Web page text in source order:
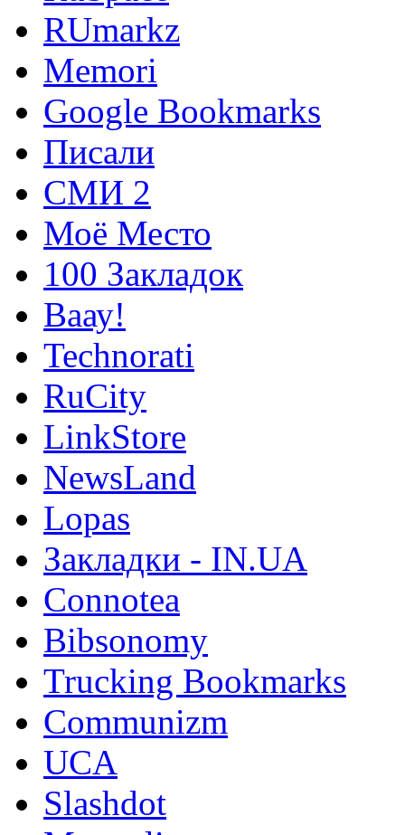
RUmarkz
Memori
Google Bookmarks
Писали
СМИ 2
Моё Место
100 Закладок
Ваау!
Technorati
RuCity
LinkStore
NewsLand
Lopas
Закладки - IN.UA
Connotea
Bibsonomy
Trucking Bookmarks
Communizm
UCA
Slashdot